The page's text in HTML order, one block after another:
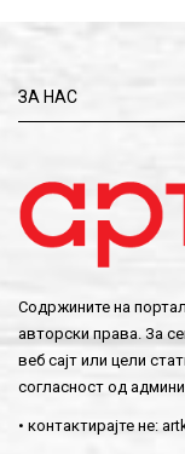
ЗА НАС
Содржините на
авторски права. За
веб сајт или цели
согласност од
• контактирајте не: